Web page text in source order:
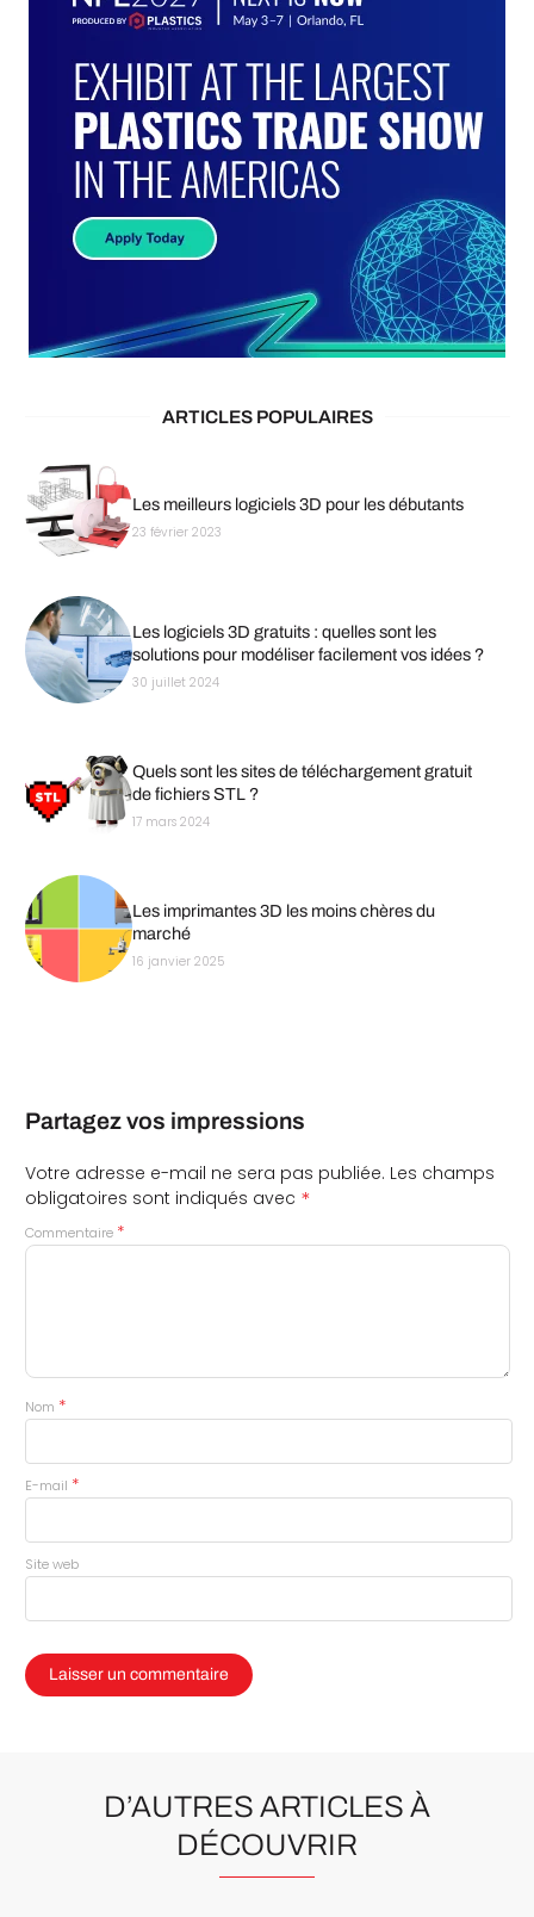
ARTICLES POPULAIRES
Les meilleurs logiciels 3D pour les débutants
23 février 2023
Les logiciels 3D gratuits : quelles sont les
solutions pour modéliser facilement vos idées ?
30 juillet 2024
Quels sont les sites de téléchargement gratuit
de fichiers STL ?
17 mars 2024
Les imprimantes 3D les moins chères du
marché
16 janvier 2025
Partagez vos impressions
Votre adresse e-mail ne sera pas publiée. Les champs
obligatoires sont indiqués avec *
Commentaire *
Nom *
E-mail *
Site web
D’AUTRES ARTICLES À
DÉCOUVRIR